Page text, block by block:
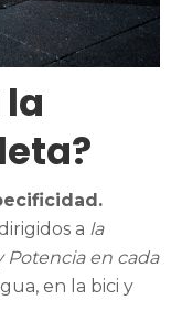
a la
Potencia en cada
en la bici y